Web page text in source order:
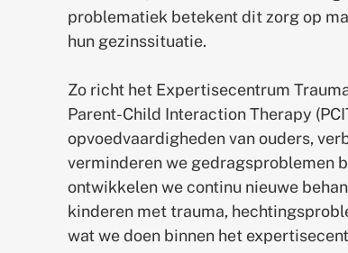
problematiek betekent dit zorg op
hun gezinssituatie.
Zo richt het Expertisecentrum
Parent-Child Interaction Therapy
opvoedvaardigheden van ouders,
verminderen we gedragsproblemen
ontwikkelen we continu nieuwe
kinderen met trauma,
wat we doen binnen het